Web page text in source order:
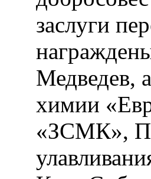
заслуги
Медведев,
химии
«ЗСМК»,